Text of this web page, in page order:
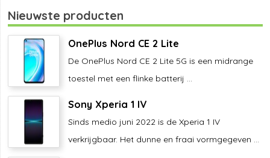
Nieuwste producten
OnePlus Nord CE 2 Lite
De OnePlus Nord CE 2 Lite 5G is een midrange
toestel met een flinke batterij ...
Sony Xperia 1 IV
Sinds medio juni 2022 is de Xperia 1 IV
verkrijgbaar. Het dunne en fraai vormgegeven ...